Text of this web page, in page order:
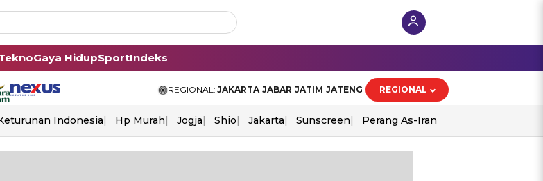
Gaya HidupSportIndeks
REGIONAL: JAKARTA JABAR JATIM JATENG REGIONAL
Indonesia Hp Murah Jogja Shio Jakarta Sunscreen Perang As-Iran